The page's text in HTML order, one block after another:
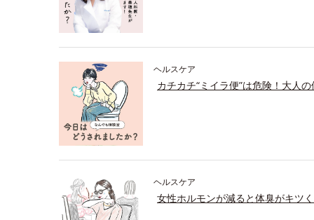
ヘルスケア
カチカチ“ミイラ便”は危険！大人
ヘルスケア
女性ホルモンが減ると体臭がキツ